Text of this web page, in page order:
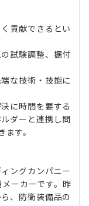
貢献できるとい
試験調整、据付
な技術・技能に
に時間を要する
ダーと連携し問
す。
ングカンパニー
ーカーです。昨
、防衛装備品の